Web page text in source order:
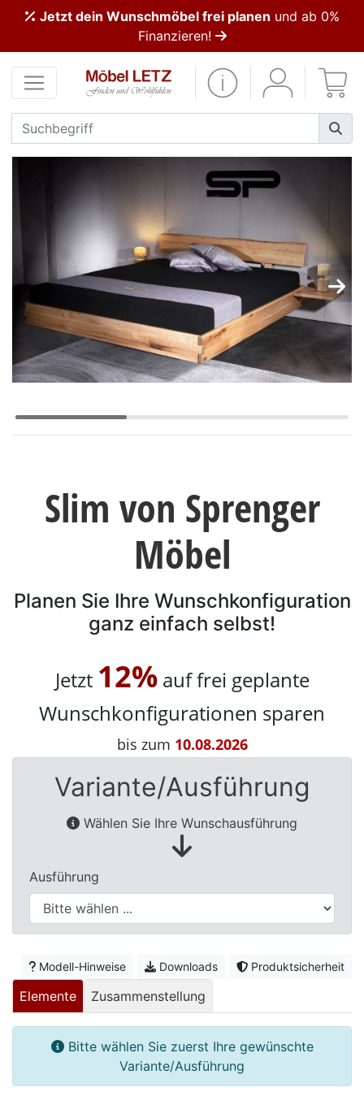
Jetzt dein Wunschmöbel frei planen und ab 0%
Finanzieren!
Slim von Sprenger
Möbel
Planen Sie Ihre Wunschkonfiguration
ganz einfach selbst!
Jetzt 12%auf frei geplante
Wunschkonfigurationen sparen
bis zum 10.08.2026
Variante/Ausführung
Wählen Sie Ihre Wunschausführung
Ausführung
Modell-Hinweise Downloads Produktsicherheit
Elemente Zusammenstellung
Bitte wählen Sie zuerst Ihre gewünschte
Variante/Ausführung
Kundenmeinungen
Anmelden
PREMIUM
lieferbar
SALE
Polsterplaner
Möbel-
Konfigurator
0%
Finanzierung
Letz-
Schränke
Massivholzbetten
Kommoden
Bettbänke
Kleiderständer
&
Herrendiener